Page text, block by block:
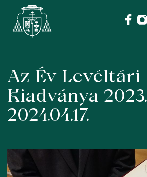
Skip
to
content
Az Év Levéltári
Kiadványa 2023.
2024.04.17.